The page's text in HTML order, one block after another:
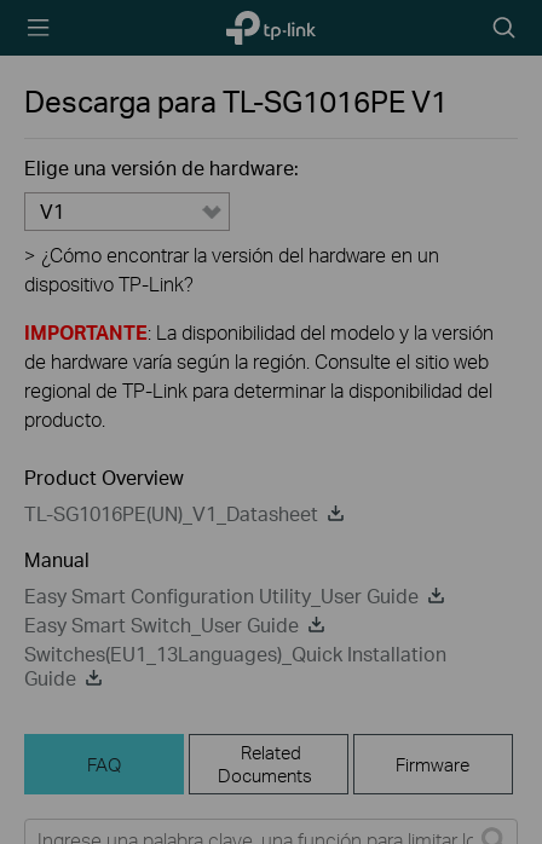
TP-Link,
Reliably
icon
Descarga paraTL-SG1016PEV1
Elige una versión de hardware:
V1
> ¿Cómo encontrar la versión del hardware en un
dispositivo TP-Link?
IMPORTANTE: La disponibilidad del modelo y la versión
de hardware varía según la región. Consulte el sitio web
regional de TP-Link para determinar la disponibilidad del
producto.
Product Overview
TL-SG1016PE(UN)_V1_Datasheet
Manual
Easy Smart Configuration Utility_User Guide
Easy Smart Switch_User Guide
Switches(EU1_13Languages)_Quick Installation
Guide
FAQ
Related
Documents
Firmware